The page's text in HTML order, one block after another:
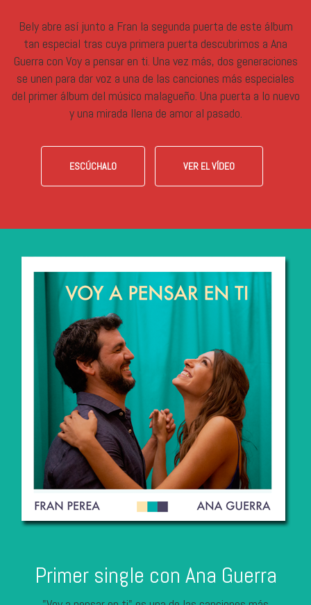
Bely abre así junto a Fran la segunda puerta de este álbum
tan especial tras cuya primera puerta descubrimos a Ana
Guerra con Voy a pensar en ti. Una vez más, dos generaciones
se unen para dar voz a una de las canciones más especiales
del primer álbum del músico malagueño. Una puerta a lo nuevo
y una mirada llena de amor al pasado.
ESCÚCHALO VER EL VÍDEO
Primer single con Ana Guerra